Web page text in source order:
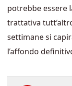
potrebbe essere
trattativa
settimane si
l’affondo